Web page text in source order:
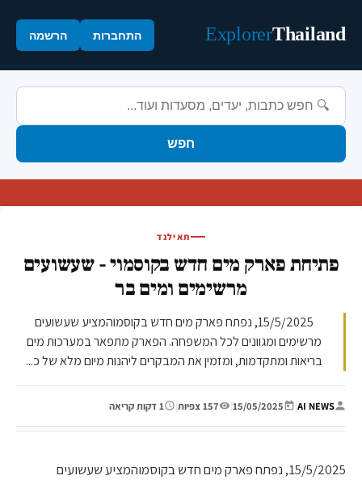
Thailand
Explorer התחברות הרשמה
חפש
תאילנד
פתיחת פארק מים חדש בקוסמוי - שעשועים
מרשימים ומים בר
15/5/2025, נפתח פארק מים חדש בקוסמוהמציע שעשועים
מרשימים ומגוונים לכל המשפחה. הפארק מתפאר במערכות מים
בריאות ומתקדמות, ומזמין את המבקרים ליהנות מיום מלא של כ...
AI NEWS
|
15/05/2025
| 157 צפיות | 1 דקות קריאה
15/5/2025, נפתח פארק מים חדש בקוסמוהמציע שעשועים